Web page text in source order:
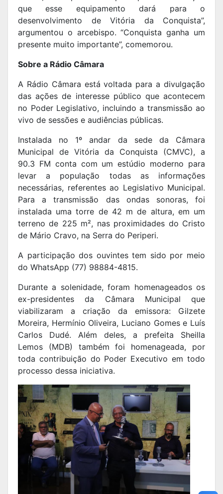
que esse equipamento dará para o
desenvolvimento de Vitória da Conquista”,
argumentou o arcebispo. “Conquista ganha um
presente muito importante”, comemorou.
Sobre a Rádio Câmara
A Rádio Câmara está voltada para a divulgação
das ações de interesse público que acontecem
no Poder Legislativo, incluindo a transmissão ao
vivo de sessões e audiências públicas.
Instalada no 1º andar da sede da Câmara
Municipal de Vitória da Conquista (CMVC), a
90.3 FM conta com um estúdio moderno para
levar a população todas as informações
necessárias, referentes ao Legislativo Municipal.
Para a transmissão das ondas sonoras, foi
instalada uma torre de 42 m de altura, em um
terreno de 225 m², nas proximidades do Cristo
de Mário Cravo, na Serra do Periperi.
A participação dos ouvintes tem sido por meio
do WhatsApp (77) 98884-4815.
Durante a solenidade, foram homenageados os
ex-presidentes da Câmara Municipal que
viabilizaram a criação da emissora: Gilzete
Moreira, Hermínio Oliveira, Luciano Gomes e Luís
Carlos Dudé. Além deles, a prefeita Sheilla
Lemos (MDB) também foi homenageada, por
toda contribuição do Poder Executivo em todo
processo dessa iniciativa.